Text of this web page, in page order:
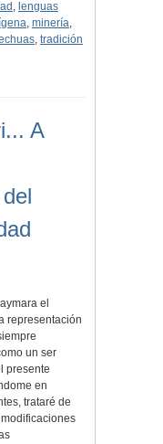
, lenguas
, minería,
, tradición
A
el
representación
un ser
presente
en
trataré de